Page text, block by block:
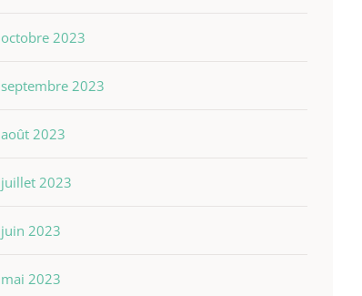
octobre 2023
septembre 2023
août 2023
juillet 2023
juin 2023
mai 2023